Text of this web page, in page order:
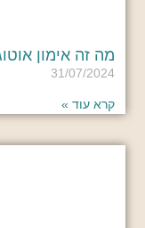
מה זה אימון
31/07/2024
קרא עוד »